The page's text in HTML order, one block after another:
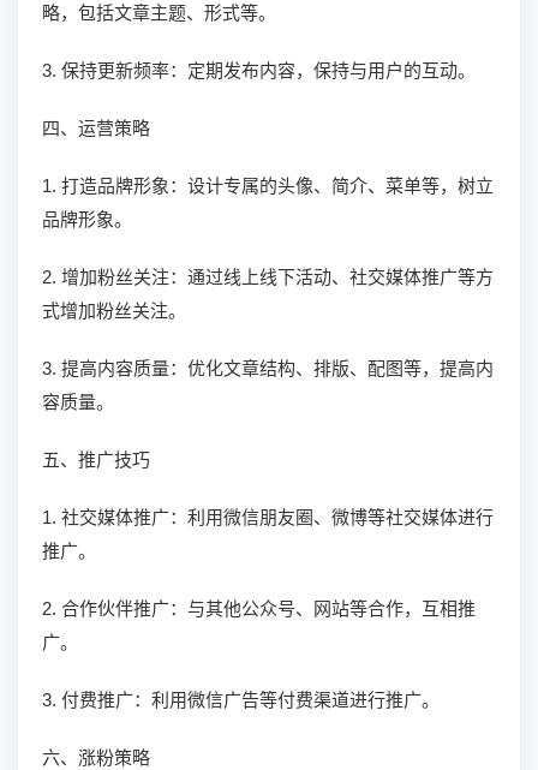
略，包括文章主题、形式等。
3. 保持更新频率：定期发布内容，保持与用户的互动。
四、运营策略
1. 打造品牌形象：设计专属的头像、简介、菜单等，树立
品牌形象。
2. 增加粉丝关注：通过线上线下活动、社交媒体推广等方
式增加粉丝关注。
3. 提高内容质量：优化文章结构、排版、配图等，提高内
容质量。
五、推广技巧
1. 社交媒体推广：利用微信朋友圈、微博等社交媒体进行
推广。
2. 合作伙伴推广：与其他公众号、网站等合作，互相推
广。
3. 付费推广：利用微信广告等付费渠道进行推广。
六、涨粉策略